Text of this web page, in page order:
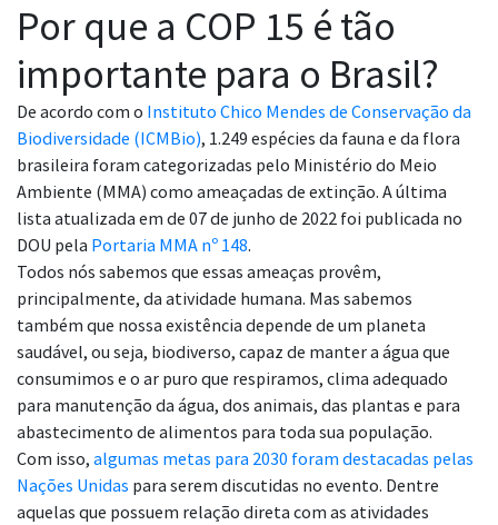
Por que a COP 15 é tão
importante para o Brasil?
De acordo com o Instituto Chico Mendes de Conservação da
Biodiversidade (ICMBio), 1.249 espécies da fauna e da flora
brasileira foram categorizadas pelo Ministério do Meio
Ambiente (MMA) como ameaçadas de extinção. A última
lista atualizada em de 07 de junho de 2022 foi publicada no
DOU pela Portaria MMA nº 148.
Todos nós sabemos que essas ameaças provêm,
principalmente, da atividade humana. Mas sabemos
também que nossa existência depende de um planeta
saudável, ou seja, biodiverso, capaz de manter a água que
consumimos e o ar puro que respiramos, clima adequado
para manutenção da água, dos animais, das plantas e para
abastecimento de alimentos para toda sua população.
Com isso, algumas metas para 2030 foram destacadas pelas
Nações Unidas para serem discutidas no evento. Dentre
aquelas que possuem relação direta com as atividades